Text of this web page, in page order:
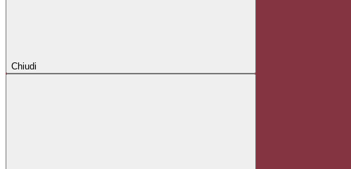
Chiudi